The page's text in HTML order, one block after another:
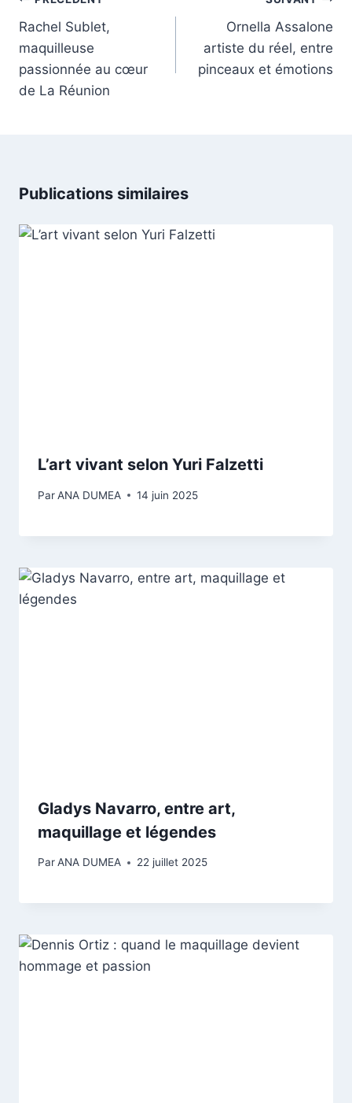
de
l’article
Rachel Sublet,
maquilleuse
passionnée au cœur
de La Réunion
Ornella Assalone
artiste du réel, entre
pinceaux et émotions
Publications similaires
L’art vivant selon Yuri Falzetti
ParANA DUMEA 14 juin 2025
Gladys Navarro, entre art,
maquillage et légendes
ParANA DUMEA 22 juillet 2025